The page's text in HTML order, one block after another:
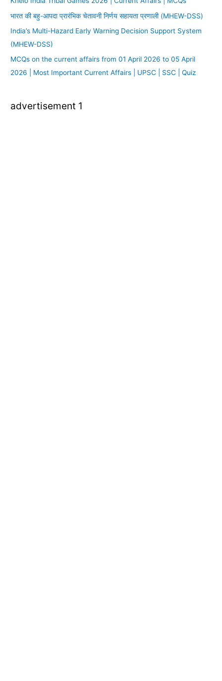
भारत की बहु-आपदा प्रारंभिक चेतावनी निर्णय सहायता प्रणाली (MHEW-DSS)
India’s Multi-Hazard Early Warning Decision Support System
(MHEW-DSS)
MCQs on the current affairs from 01 April 2026 to 05 April
2026 | Most Important Current Affairs | UPSC | SSC | Quiz
advertisement 1